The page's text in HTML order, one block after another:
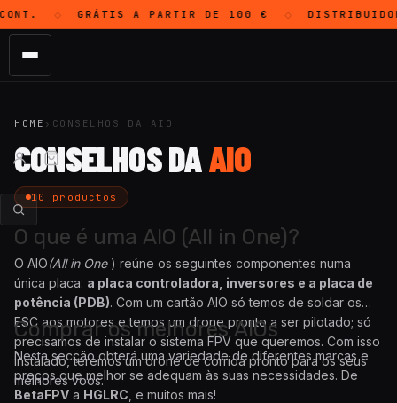
◇ GRÁTISA PARTIR DE 100 € ◇
HOME › CONSELHOS DA AIO
CONSELHOS DAAIO
10 productos
O que é uma AIO (All in One)?
O AIO(All in One) reúne os seguintes componentes numa
única placa: a placa controladora, inversores e a placa de
potência (PDB). Com um cartão AIO só temos de soldar os
ESC aos motores e temos um drone pronto a ser pilotado; só
precisamos de instalar o sistema FPV que queremos. Com isso
instalado, teremos um drone de corrida pronto para os seus
melhores voos.
Comprar os melhores AIOs
Nesta secção obterá uma variedade de diferentes marcas e
preços que melhor se adequam às suas necessidades. De
BetaFPV a HGLRC , e muitos mais!